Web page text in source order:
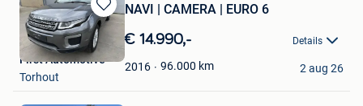
Bewaren
in
Mijn
Favorieten
NAVI | CAMERA | EURO 6
€ 14.990,- Details
2016 96.000 km
First Automotive
Torhout
2 aug 26